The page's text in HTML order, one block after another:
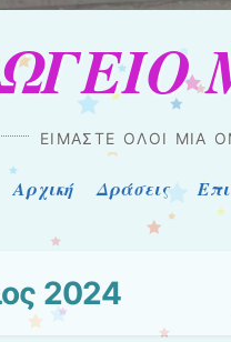
ΕΊΜΑΣΤΕ ΌΛΟΙ ΜΊΑ
Αρχική Δράσεις
2024